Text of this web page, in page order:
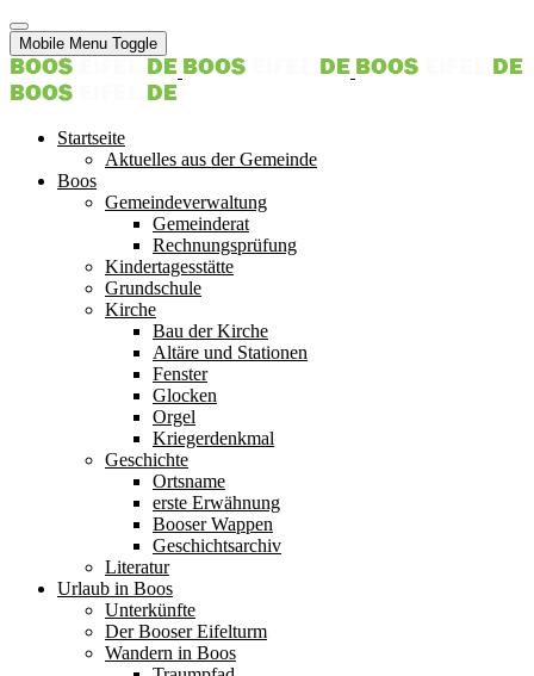
Mobile Menu Toggle
Startseite
Aktuelles aus der Gemeinde
Boos
Gemeindeverwaltung
Gemeinderat
Rechnungsprüfung
Kindertagesstätte
Grundschule
Kirche
Bau der Kirche
Altäre und Stationen
Fenster
Glocken
Orgel
Kriegerdenkmal
Geschichte
Ortsname
erste Erwähnung
Booser Wappen
Geschichtsarchiv
Literatur
Urlaub in Boos
Unterkünfte
Der Booser Eifelturm
Wandern in Boos